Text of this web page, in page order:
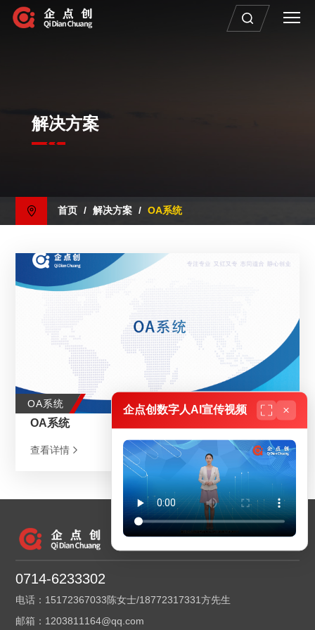
解决方案
首页 / 解决方案 / OA系统
OA系统
OA系统
查看详情
0714-6233302
电话：15172367033陈女士/18772317331方先生
邮箱：1203811164@qq.com
企点创数字人AI宣传视频